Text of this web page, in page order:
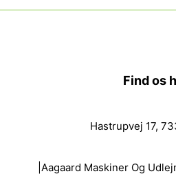
Find os
Hastrupvej 17,
|Aagaard Maskiner Og